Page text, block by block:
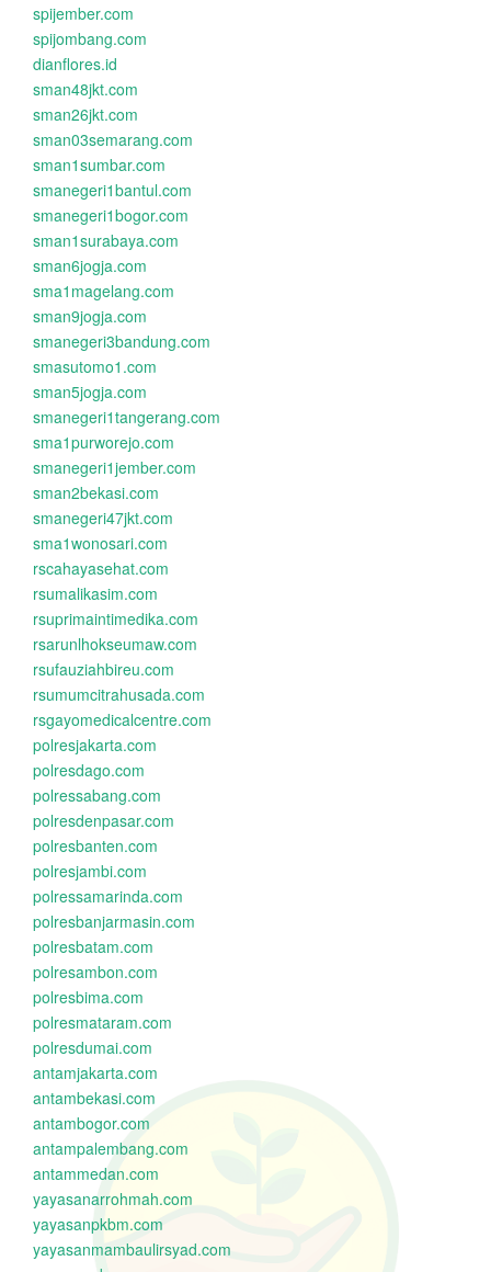
spijember.com
spijombang.com
dianflores.id
sman48jkt.com
sman26jkt.com
sman03semarang.com
sman1sumbar.com
smanegeri1bantul.com
smanegeri1bogor.com
sman1surabaya.com
sman6jogja.com
sma1magelang.com
sman9jogja.com
smanegeri3bandung.com
smasutomo1.com
sman5jogja.com
smanegeri1tangerang.com
sma1purworejo.com
smanegeri1jember.com
sman2bekasi.com
smanegeri47jkt.com
sma1wonosari.com
rscahayasehat.com
rsumalikasim.com
rsuprimaintimedika.com
rsarunlhokseumaw.com
rsufauziahbireu.com
rsumumcitrahusada.com
rsgayomedicalcentre.com
polresjakarta.com
polresdago.com
polressabang.com
polresdenpasar.com
polresbanten.com
polresjambi.com
polressamarinda.com
polresbanjarmasin.com
polresbatam.com
polresambon.com
polresbima.com
polresmataram.com
polresdumai.com
antamjakarta.com
antambekasi.com
antambogor.com
antampalembang.com
antammedan.com
yayasanarrohmah.com
yayasanpkbm.com
yayasanmambaulirsyad.com